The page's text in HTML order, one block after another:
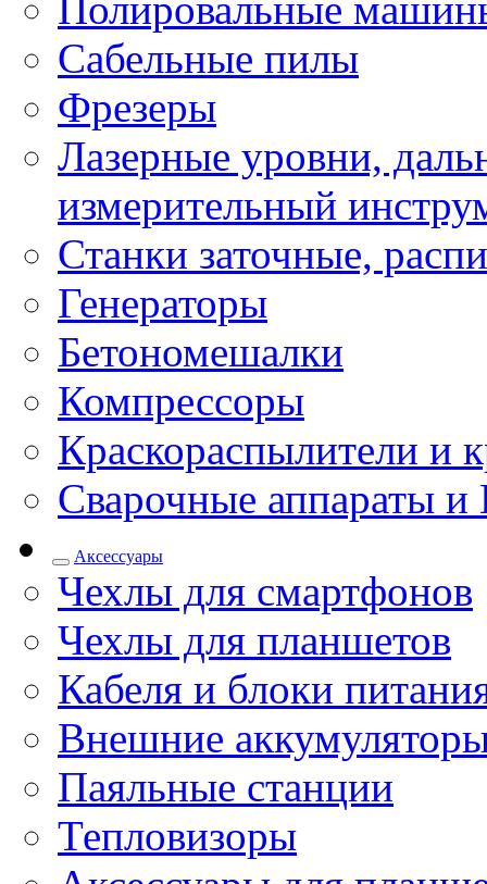
Сабельные пилы
Фрезеры
Лазерные уровни,
измерительный
Станки заточные,
Генераторы
Бетономешалки
Компрессоры
Краскораспылители и
Сварочные аппараты и
Аксессуары
Чехлы для смартфонов
Чехлы для планшетов
Кабеля и блоки
Внешние
Паяльные станции
Тепловизоры